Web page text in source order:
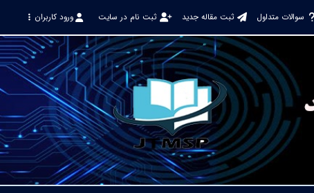
سوالات متداول ثبت مقاله جدید ثبت نام در سایت ورود کاربران